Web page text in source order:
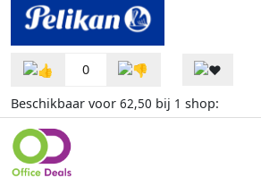
0
Beschikbaar voor 62,50 bij 1 shop: